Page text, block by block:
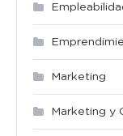
Marketing
Marketing y